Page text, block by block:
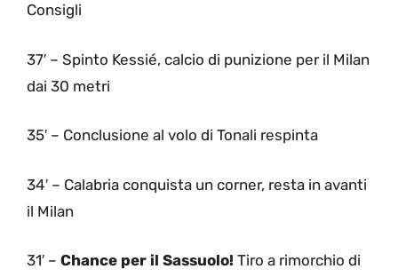
Consigli
37′ – Spinto Kessié, calcio di punizione per il Milan
dai 30 metri
35′ – Conclusione al volo di Tonali respinta
34′ – Calabria conquista un corner, resta in avanti
il Milan
31′ – Chance per il Sassuolo! Tiro a rimorchio di